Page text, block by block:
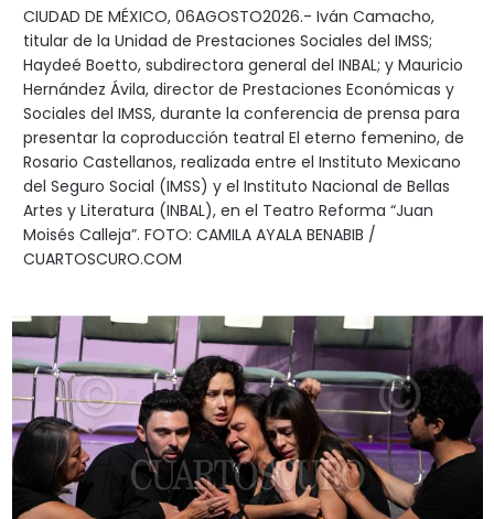
CIUDAD DE MÉXICO, 06AGOSTO2026.- Iván Camacho,
titular de la Unidad de Prestaciones Sociales del IMSS;
Haydeé Boetto, subdirectora general del INBAL; y Mauricio
Hernández Ávila, director de Prestaciones Económicas y
Sociales del IMSS, durante la conferencia de prensa para
presentar la coproducción teatral El eterno femenino, de
Rosario Castellanos, realizada entre el Instituto Mexicano
del Seguro Social (IMSS) y el Instituto Nacional de Bellas
Artes y Literatura (INBAL), en el Teatro Reforma “Juan
Moisés Calleja”. FOTO: CAMILA AYALA BENABIB /
CUARTOSCURO.COM